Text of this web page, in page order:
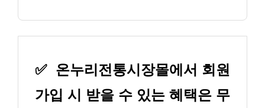
✅ 온누리전통시장몰에서 회원
가입 시 받을 수 있는 혜택은 무